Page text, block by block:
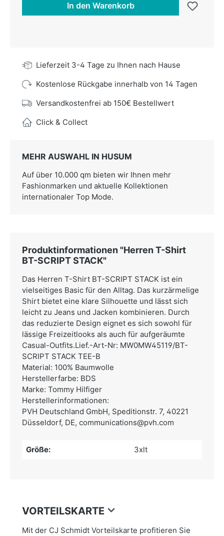
In den Warenkorb
Lieferzeit 3-4 Tage zu Ihnen nach Hause
Kostenlose Rückgabe innerhalb von 14 Tagen
Versandkostenfrei ab 150€ Bestellwert
Click & Collect
MEHR AUSWAHL IN HUSUM
Auf über 10.000 qm bieten wir Ihnen mehr
Fashionmarken und aktuelle Kollektionen
internationaler Top Mode.
Produktinformationen "Herren T-Shirt
BT-SCRIPT STACK"
Das Herren T-Shirt BT-SCRIPT STACK ist ein
vielseitiges Basic für den Alltag. Das kurzärmelige
Shirt bietet eine klare Silhouette und lässt sich
leicht zu Jeans und Jacken kombinieren. Durch
das reduzierte Design eignet es sich sowohl für
lässige Freizeitlooks als auch für aufgeräumte
Casual-Outfits.Lief.-Art-Nr: MW0MW45119/BT-
SCRIPT STACK TEE-B
Material: 100% Baumwolle
Herstellerfarbe: BDS
Marke: Tommy Hilfiger
Herstellerinformationen:
PVH Deutschland GmbH, Speditionstr. 7, 40221
Düsseldorf, DE, communications@pvh.com
Größe: 3xlt
VORTEILSKARTE
Mit der CJ Schmidt Vorteilskarte profitieren Sie